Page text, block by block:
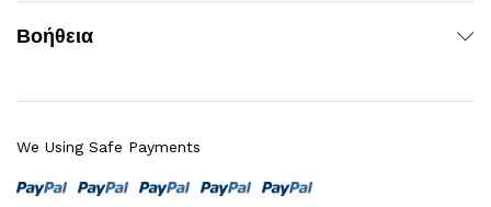
Βοήθεια
We Using Safe Payments